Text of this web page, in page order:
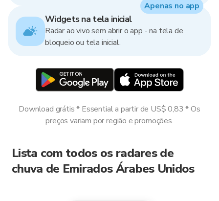
Widgets na tela inicial
Radar ao vivo sem abrir o app - na tela de
bloqueio ou tela inicial.
Apenas no app
Download grátis * Essential a partir de US$ 0,83 * Os
preços variam por região e promoções.
Lista com todos os radares de
chuva de Emirados Árabes Unidos